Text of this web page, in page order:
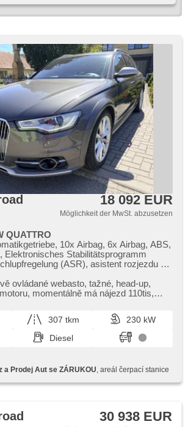
18 092 EUR
Möglichkeit der MwSt. abzusetzen
QUATTRO
10x Airbag, 6x Airbag, ABS,
Elektronisches Stabilitätsprogramm
(ASR), asistent rozjezdu do
bremsen , Fahrgestell
Fahrgestell Steifheitsregelung, adaptivní
Klimaautomatik, Standheizung mit
Bi Xenon-Scheinwerfer,
denní svícení, Alufelgen, erfüllt 'EURO
volba jízdního režimu, elektronická ruční
Scheibenwischersensor, Lenkrad
řazení pádly pod
Dachträger, El.
samostmívací zrcátka, starten per
ovládané webasto,​ tažné,​ head​-up,​
momentálně má nájezd 110tis,​
307 tkm
230 kW
Diesel
a Prodej Aut se ZÁRUKOU , areál čerpací stanice
30 938 EUR